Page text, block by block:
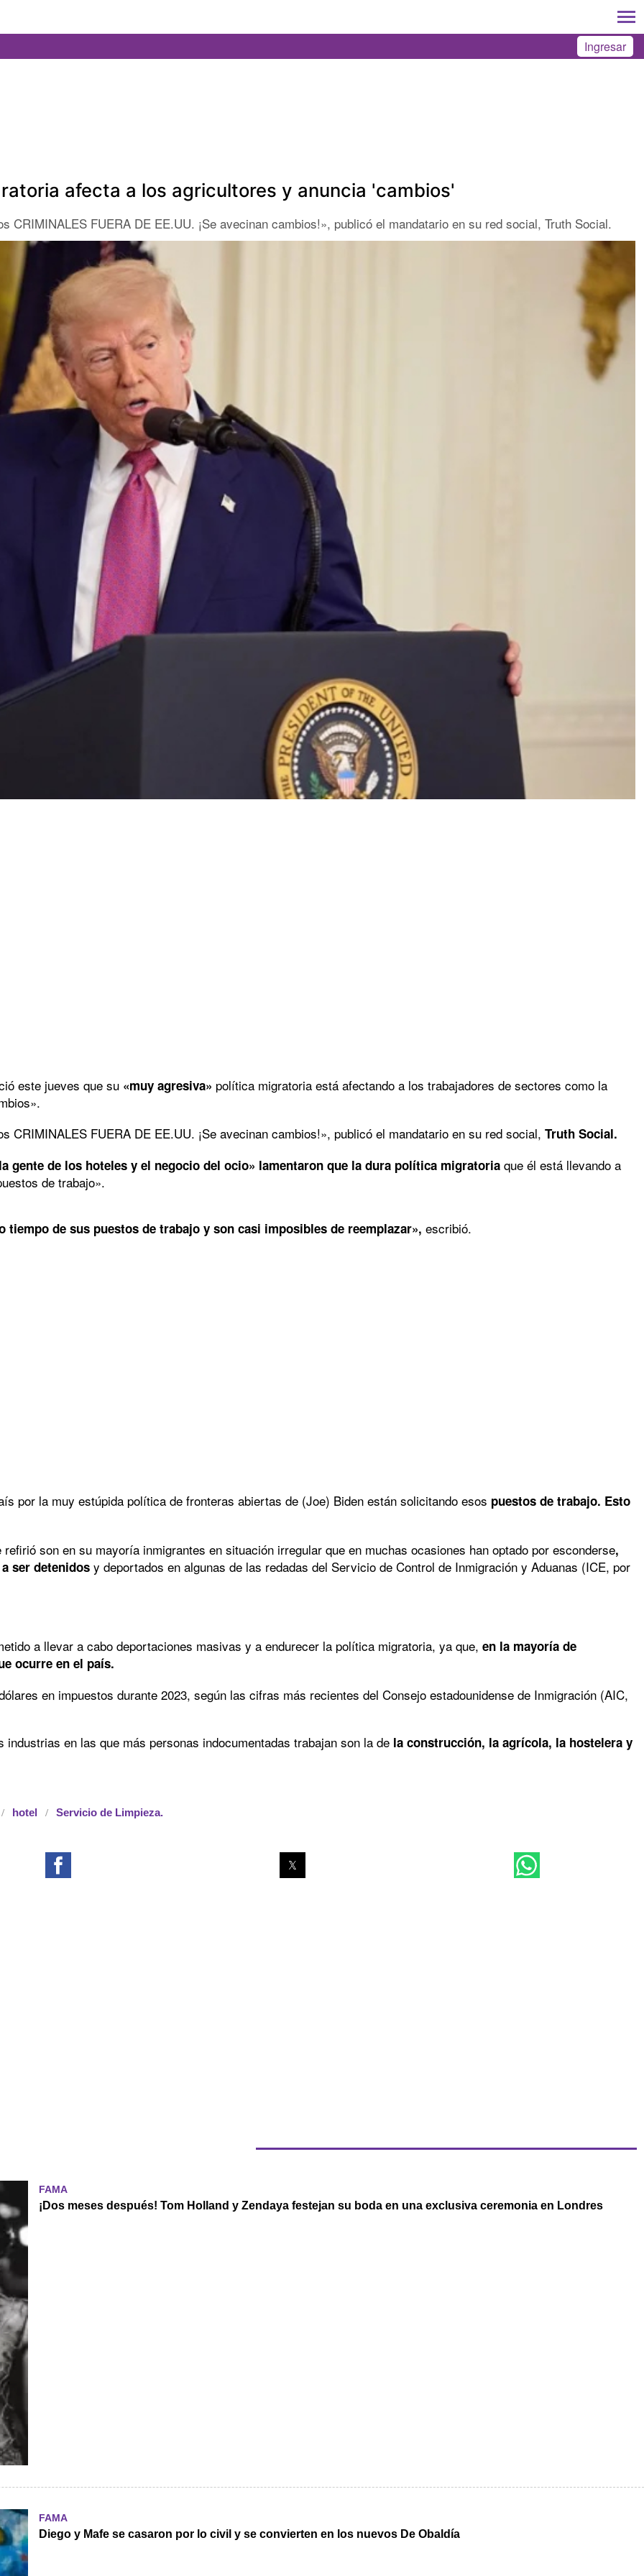
Ingresar
afecta a los agricultores y anuncia 'cambios'
CRIMINALES FUERA DE EE.UU. ¡Se avecinan cambios!», publicó el mandatario en su red social, Truth Social.
este jueves que su «muy agresiva» política migratoria está afectando a los trabajadores de sectores como la
CRIMINALES FUERA DE EE.UU. ¡Se avecinan cambios!», publicó el mandatario en su red social, Truth Social.
gente de los hoteles y el negocio del ocio» lamentaron que la dura política migratoria que él está llevando a
de trabajo».
de sus puestos de trabajo y son casi imposibles de reemplazar», escribió.
por la muy estúpida política de fronteras abiertas de (Joe) Biden están solicitando esos puestos de trabajo. Esto
son en su mayoría inmigrantes en situación irregular que en muchas ocasiones han optado por esconderse,
ser detenidos y deportados en algunas de las redadas del Servicio de Control de Inmigración y Aduanas (ICE, por
a llevar a cabo deportaciones masivas y a endurecer la política migratoria, ya que, en la mayoría de
ocurre en el país.
en impuestos durante 2023, según las cifras más recientes del Consejo estadounidense de Inmigración (AIC,
en las que más personas indocumentadas trabajan son la de la construcción, la agrícola, la hostelera y
hotel Servicio de Limpieza.
FAMA
¡Dos meses después! Tom Holland y Zendaya festejan su boda en una exclusiva ceremonia en Londres
FAMA
Diego y Mafe se casaron por lo civil y se convierten en los nuevos De Obaldía